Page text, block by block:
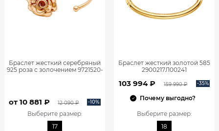
Браслет жесткий серебряный
925 роза с золочением 9721520-
от 10 881 ₽ 12 090 ₽ -10%
Выберите размер:
17
Браслет жесткий золотой 585
2900217Л00241
103 994 ₽ 159 990 ₽ -35%
Почему выгодно?
Выберите размер:
18